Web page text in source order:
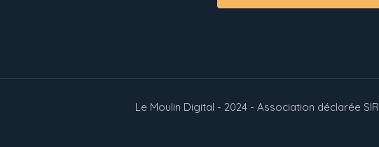
Le Moulin Digital - 2024 - Association déclarée